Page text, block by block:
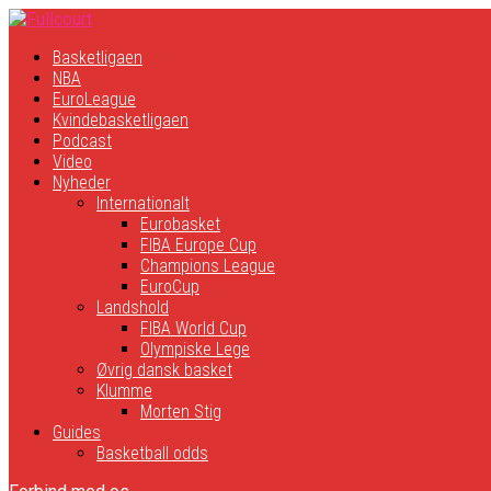
Basketligaen
NBA
EuroLeague
Kvindebasketligaen
Podcast
Video
Nyheder
Internationalt
Eurobasket
FIBA Europe Cup
Champions League
EuroCup
Landshold
FIBA World Cup
Olympiske Lege
Øvrig dansk basket
Klumme
Morten Stig
Guides
Basketball odds